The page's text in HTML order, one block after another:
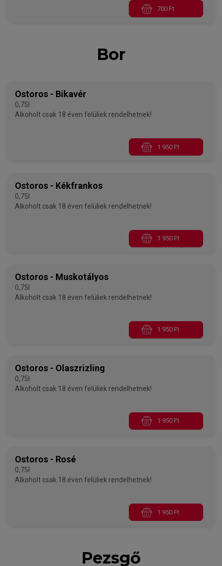
700 Ft
Bor
Ostoros - Bikavér
0,75l
Alkoholt csak 18 éven felüliek rendelhetnek!
1 950 Ft
Ostoros - Kékfrankos
0,75l
Alkoholt csak 18 éven felüliek rendelhetnek!
1 950 Ft
Ostoros - Muskotályos
0,75l
Alkoholt csak 18 éven felüliek rendelhetnek!
1 950 Ft
Ostoros - Olaszrizling
0,75l
Alkoholt csak 18 éven felüliek rendelhetnek!
1 950 Ft
Ostoros - Rosé
0,75l
Alkoholt csak 18 éven felüliek rendelhetnek!
1 950 Ft
Pezsgő